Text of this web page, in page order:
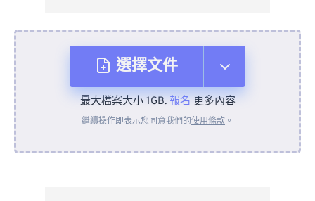
選擇文件
來自裝置
最大檔案大小 1GB.報名更多內容
繼續操作即表示您同意我們的使用條款 。